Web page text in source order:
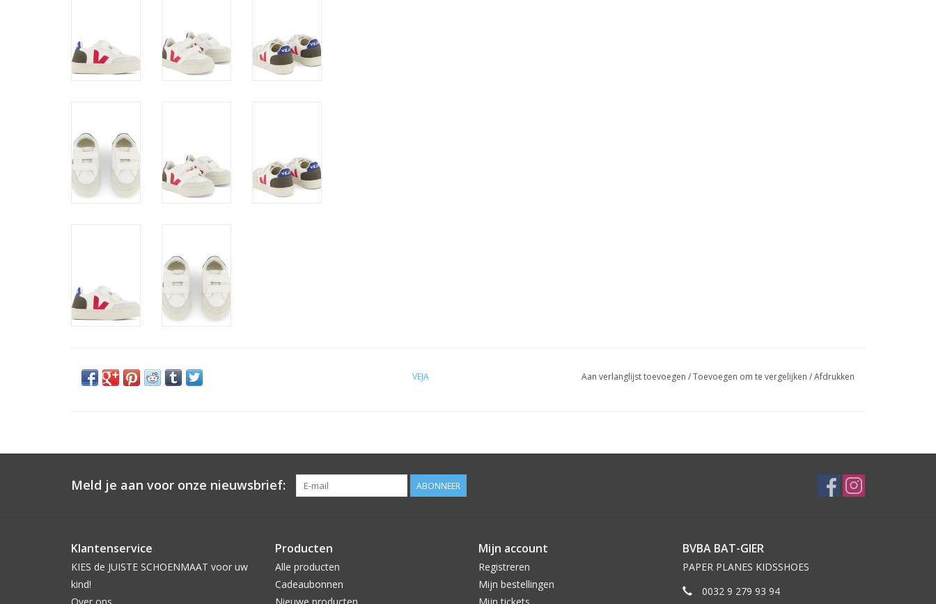
VEJA Aan verlanglijst toevoegen /Toevoegen om te vergelijken /Afdrukken
Meld je aan voor onze nieuwsbrief: ABONNEER
Klantenservice
KIES de JUISTE SCHOENMAAT voor uw
kind!
Over ons
Producten
Alle producten
Cadeaubonnen
Nieuwe producten
Mijn account
Registreren
Mijn bestellingen
Mijn tickets
BVBA BAT-GIER
PAPER PLANES KIDSSHOES
0032 9 279 93 94